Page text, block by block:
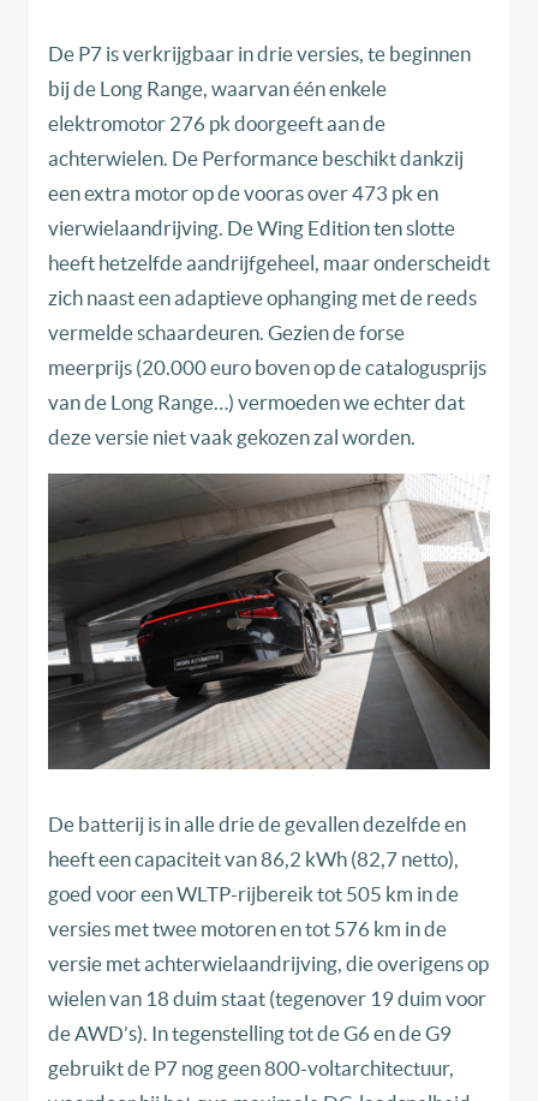
De P7 is verkrijgbaar in drie versies, te beginnen
bij de Long Range, waarvan één enkele
elektromotor 276 pk doorgeeft aan de
achterwielen. De Performance beschikt dankzij
een extra motor op de vooras over 473 pk en
vierwielaandrijving. De Wing Edition ten slotte
heeft hetzelfde aandrijfgeheel, maar onderscheidt
zich naast een adaptieve ophanging met de reeds
vermelde schaardeuren. Gezien de forse
meerprijs (20.000 euro boven op de catalogusprijs
van de Long Range…) vermoeden we echter dat
deze versie niet vaak gekozen zal worden.
De batterij is in alle drie de gevallen dezelfde en
heeft een capaciteit van 86,2 kWh (82,7 netto),
goed voor een WLTP-rijbereik tot 505 km in de
versies met twee motoren en tot 576 km in de
versie met achterwielaandrijving, die overigens op
wielen van 18 duim staat (tegenover 19 duim voor
de AWD’s). In tegenstelling tot de G6 en de G9
gebruikt de P7 nog geen 800-voltarchitectuur,